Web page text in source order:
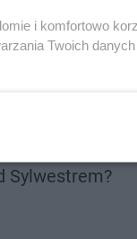
go 31 grudnia i
Sylwestrem?
i komfortowo
Twoich